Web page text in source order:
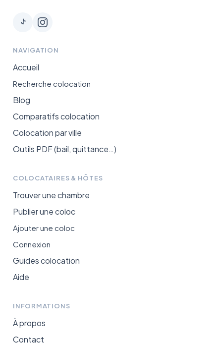
NAVIGATION
Accueil
Recherche colocation
Blog
Comparatifs colocation
Colocation par ville
Outils PDF (bail, quittance…)
COLOCATAIRES & HÔTES
Trouver une chambre
Publier une coloc
Ajouter une coloc
Connexion
Guides colocation
Aide
INFORMATIONS
À propos
Contact